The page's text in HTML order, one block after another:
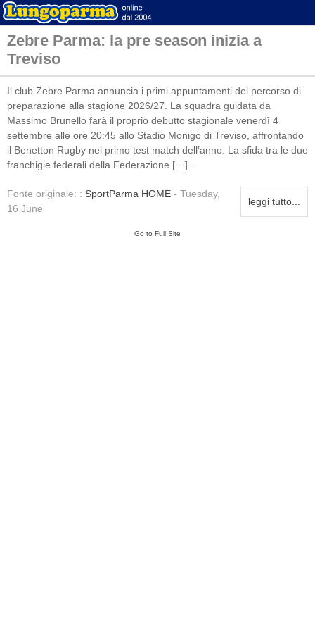
Zebre Parma: la pre season inizia a
Treviso
Il club Zebre Parma annuncia i primi appuntamenti del percorso di
preparazione alla stagione 2026/27. La squadra guidata da
Massimo Brunello farà il proprio debutto stagionale venerdì 4
settembre alle ore 20:45 allo Stadio Monigo di Treviso, affrontando
il Benetton Rugby nel primo test match dell’anno. La sfida tra le due
franchigie federali della Federazione […]...
leggi tutto...
Fonte originale: : SportParma HOME - Tuesday,
16 June
Go to Full Site